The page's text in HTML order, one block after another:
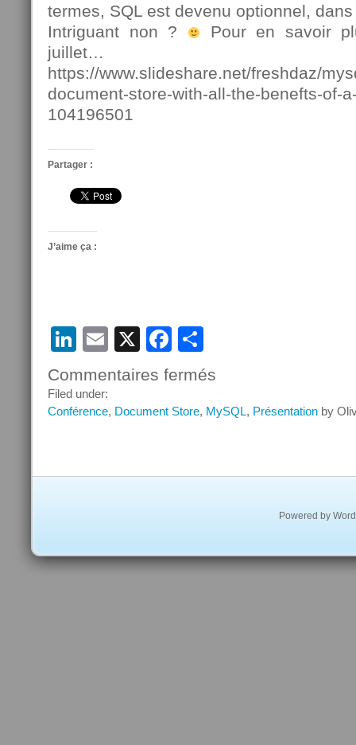
termes, SQL est devenu optionnel,
Intriguant non ?
Pour en savoir
juillet…
https://www.slideshare.net/freshdaz/
document-store-with-all-the-benefts-of-
104196501
Partager :
J’aime ça :
LinkedIn
Email
X Facebook
Commentaires fermés
Document
Store
Filed under:
Conférence, Document Store, MySQL, Présentation by
Powered by